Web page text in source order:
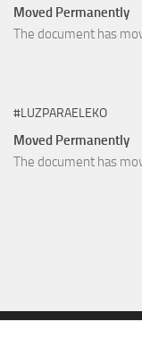
Moved Permanently
The document has
#LUZPARAELEKO
Moved Permanently
The document has